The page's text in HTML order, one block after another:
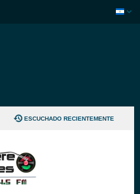
ESCUCHADO RECIENTEMENTE